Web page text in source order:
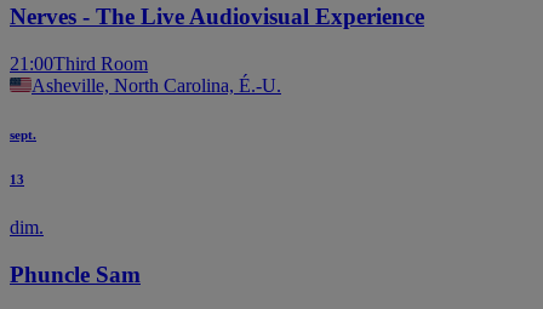
Nerves - The Live Audiovisual Experience
21:00Third Room
Asheville, North Carolina, É.-U.
sept.
13
dim.
Phuncle Sam